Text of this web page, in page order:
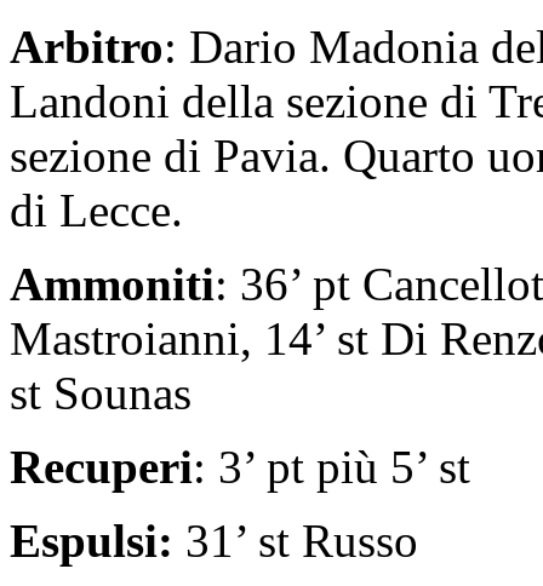
Arbitro: Dario Madonia
Landoni della sezione di
sezione di Pavia. Quarto
di Lecce.
Ammoniti: 36’ pt
Mastroianni, 14’ st Di
st Sounas
Recuperi: 3’ pt più 5’ st
Espulsi: 31’ st Russo